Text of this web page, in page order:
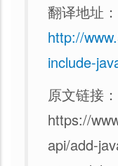
翻译地址
http://
include-
原文链接：
https://
api/add-